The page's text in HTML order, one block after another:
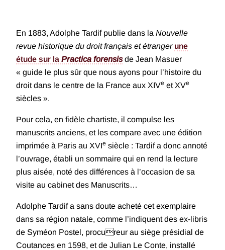
En 1883, Adolphe Tardif publie dans la Nouvelle
revue historique du droit français et étranger une
étude sur la Practica forensisde Jean Masuer
« guide le plus sûr que nous ayons pour l’histoire du
droit dans le centre de la France aux XIVe et XVe
siècles ».
Pour cela, en fidèle chartiste, il compulse les
manuscrits anciens, et les compare avec une édition
imprimée à Paris au XVIe siècle : Tardif a donc annoté
l’ouvrage, établi un sommaire qui en rend la lecture
plus aisée, noté des différences à l’occasion de sa
visite au cabinet des Manuscrits…
Adolphe Tardif a sans doute acheté cet exemplaire
dans sa région natale, comme l’indiquent des ex-libris
de Syméon Postel, procureur au siège présidial de
Coutances en 1598, et de Julian Le Conte, installé